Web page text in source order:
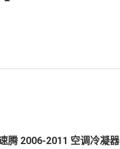
腾 2006-2011 空调冷凝器